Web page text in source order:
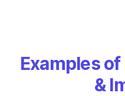
Examples
&